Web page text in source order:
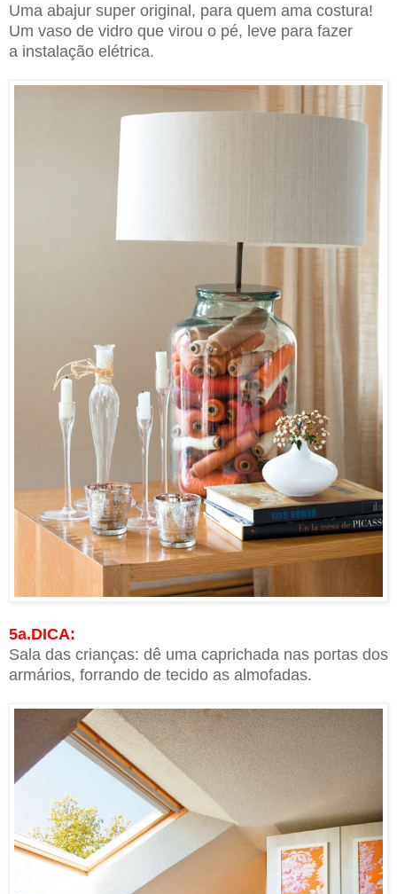
Uma abajur super original, para quem ama costura!
Um vaso de vidro que virou o pé, leve para fazer
a instalação elétrica.
5a.DICA:
Sala das crianças: dê uma caprichada nas portas dos
armários, forrando de tecido as almofadas.